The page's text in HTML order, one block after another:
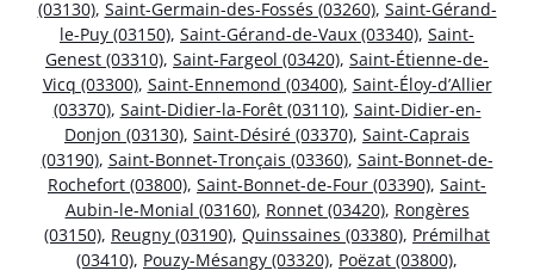
(03130), Saint-Germain-des-Fossés (03260), Saint-Gérand-
le-Puy (03150), Saint-Gérand-de-Vaux (03340), Saint-
Genest (03310), Saint-Fargeol (03420), Saint-Étienne-de-
Vicq (03300), Saint-Ennemond (03400), Saint-Éloy-d’Allier
(03370), Saint-Didier-la-Forêt (03110), Saint-Didier-en-
Donjon (03130), Saint-Désiré (03370), Saint-Caprais
(03190), Saint-Bonnet-Tronçais (03360), Saint-Bonnet-de-
Rochefort (03800), Saint-Bonnet-de-Four (03390), Saint-
Aubin-le-Monial (03160), Ronnet (03420), Rongères
(03150), Reugny (03190), Quinssaines (03380), Prémilhat
(03410), Pouzy-Mésangy (03320), Poëzat (03800),